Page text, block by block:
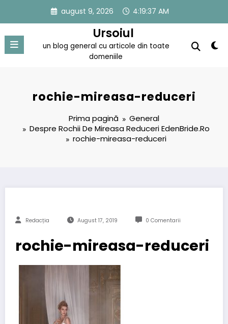
conținut
august 9, 2026 4:19:37 AM
Ursoiul
un blog general cu articole din toate
domeniile
rochie-mireasa-reduceri
Prima pagină
General
Despre Rochii De Mireasa Reduceri EdenBride.Ro
rochie-mireasa-reduceri
Redacția August 17, 2019 0 Comentarii
rochie-mireasa-reduceri